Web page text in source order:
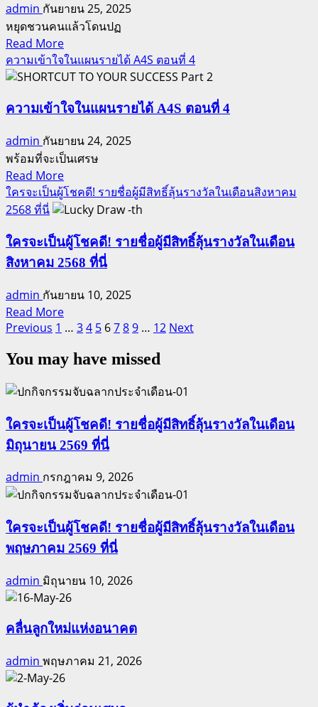
เปิด
10
กฎ
ทอง
สร้าง
วัฒนธรรม
ทีม
ทำ
หลัก
ล้าน
ยั่งยืน
admin กันยายน 25, 2025
หยุดชวนคนแล้วโดนปฏ
Read MoreRead
more
about
ตำรา!
ลับ
ส
ปอน
เซอร์
สร้าง
ทีม
เงิน
ล้าน
ความเข้าใจในแผนรายได้ A4S ตอนที่ 4
ความเข้าใจในแผนรายได้ A4S ตอนที่ 4
admin กันยายน 24, 2025
พร้อมที่จะเป็นเศรษ
Read MoreRead
more
about
ความ
เข้าใจ
ใน
ราย
ได้
A4S
ที่
ใครจะเป็นผู้โชคดี! รายชื่อผู้มีสิทธิ์ลุ้นรางวัลในเดือนสิงหาคม
2568 ที่นี่
ใครจะเป็นผู้โชคดี! รายชื่อผู้มีสิทธิ์ลุ้นรางวัลในเดือน
สิงหาคม 2568 ที่นี่
admin กันยายน 10, 2025
Read MoreRead
more
ใคร
เป็น
โชค
ดี!
ชื่อ
ผู้
มี
สิทธิ์
ลุ้น
ใน
สิงหาคม
ที่
นี่
Posts
Previous 1 … 34 5 6789 … 12 Next
You may have missed
ใครจะเป็นผู้โชคดี! รายชื่อผู้มีสิทธิ์ลุ้นรางวัลในเดือน
มิถุนายน 2569 ที่นี่
admin กรกฎาคม 9, 2026
ใครจะเป็นผู้โชคดี! รายชื่อผู้มีสิทธิ์ลุ้นรางวัลในเดือน
พฤษภาคม 2569 ที่นี่
admin มิถุนายน 10, 2026
คลื่นลูกใหม่แห่งอนาคต
admin พฤษภาคม 21, 2026